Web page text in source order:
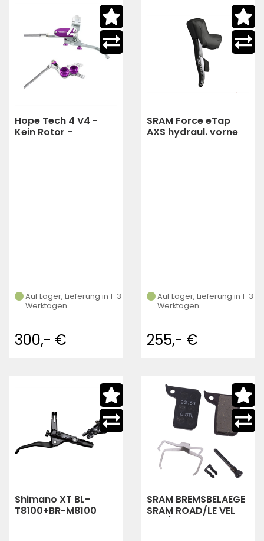
Hope Tech 4 V4 -
Kein Rotor -
Auf Lager, Lieferung in 1-3
Werktagen
300,- €
SRAM Force eTap
AXS hydraul. vorne
Auf Lager, Lieferung in 1-3
Werktagen
255,- €
Shimano XT BL-
T8100+BR-M8100
SRAM BREMSBELAEGE
SRAM ROAD/LE VEL